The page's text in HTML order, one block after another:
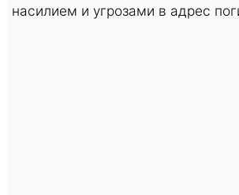
насилием и угрозами в адрес